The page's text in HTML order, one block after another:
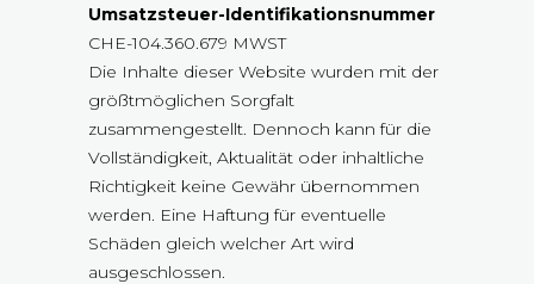
Umsatzsteuer-Identifikationsnummer
CHE-104.360.679 MWST
Die Inhalte dieser Website wurden mit der
größtmöglichen Sorgfalt
zusammengestellt. Dennoch kann für die
Vollständigkeit, Aktualität oder inhaltliche
Richtigkeit keine Gewähr übernommen
werden. Eine Haftung für eventuelle
Schäden gleich welcher Art wird
ausgeschlossen.